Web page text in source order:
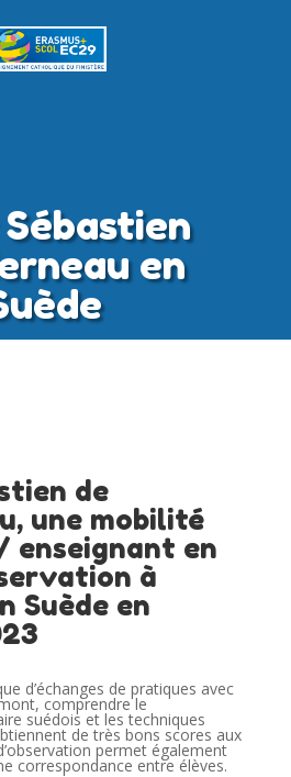
en
de
une mobilité
enseignant en
à
Suède en
d’échanges de pratiques avec
comprendre le
suédois et les techniques
de très bons scores aux
permet également
correspondance entre élèves.